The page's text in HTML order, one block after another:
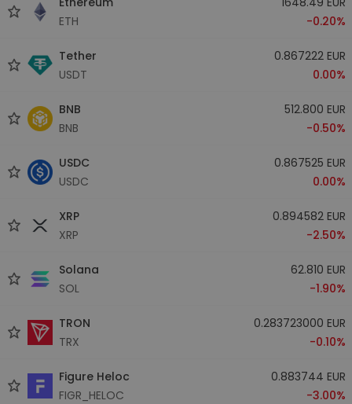
ETH
-0.20%
Tether
USDT
0.867222 EUR
0.00%
BNB
BNB
512.800 EUR
-0.50%
USDC
USDC
0.867525 EUR
0.00%
XRP
XRP
0.894582 EUR
-2.50%
Solana
SOL
62.810 EUR
-1.90%
TRON
TRX
0.283723000 EUR
-0.10%
Figure Heloc
FIGR_HELOC
0.883744 EUR
-3.00%